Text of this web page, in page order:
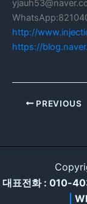
http://
https://
PREVIOUS
대표전화 : 010-